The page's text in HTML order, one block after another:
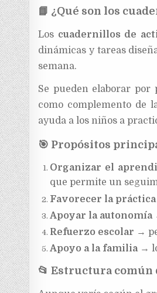
📘 ¿Qué son los
Los cuadernillos de
dinámicas y tareas
semana.
Se pueden elaborar por
como complemento de
ayuda a los niños a
🎯 Propósitos
Organizar el
que permite un
Favorecer la
Apoyar la autonomía
Refuerzo escolar →
Apoyo a la familia→
📂 Estructura común